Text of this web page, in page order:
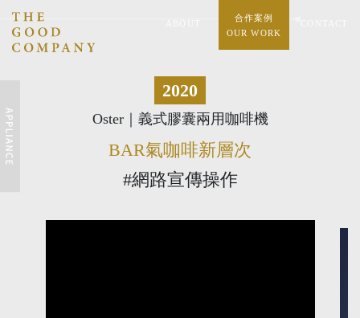
合作案例
OUR WORK
2020
Oster｜義式膠囊兩用咖啡機
BAR氣咖啡新層次
#網路宣傳操作